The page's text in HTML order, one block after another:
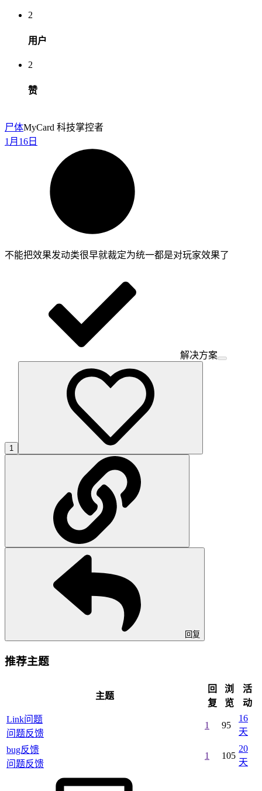
2
用户
2
赞
尸体MyCard 科技掌控者
1月16日
不能把效果发动类很早就裁定为统一都是对玩家效果了
解决方案
1
回复
推荐主题
主题
回
复
浏
览
活
动
Link问题
问题反馈
1 95
16
天
bug反馈
问题反馈
1 105
20
天